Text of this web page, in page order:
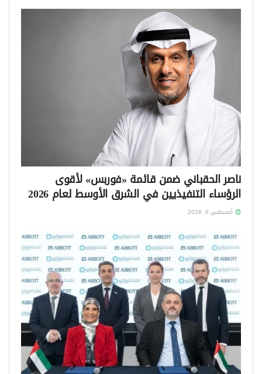
ناصر الحقباني ضمن قائمة «فوربس» لأقوى
الرؤساء التنفيذيين في الشرق الأوسط لعام 2026
أغسطس 6, 2026